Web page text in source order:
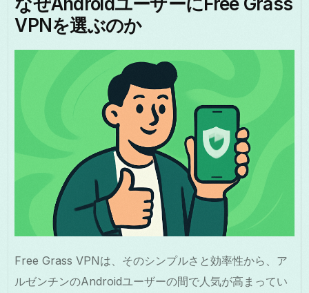
VPNを選ぶのか
Free Grass VPNは、そのシンプルさと効率性から、ア
ルゼンチンのAndroidユーザーの間で人気が高まってい